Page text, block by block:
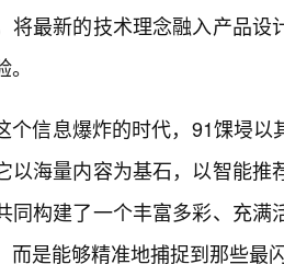
将最新的技术理念融入产品
个信息爆炸的时代，91馃埐
以海量内容为基石，以智能
同构建了一个丰富多彩、充
而是能够精准地捕捉到那些最